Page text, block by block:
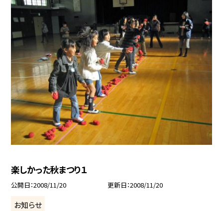
楽しかった秋まつり１
公開日 2008/11/20 更新日 2008/11/20
お知らせ